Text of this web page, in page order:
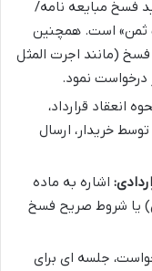
فسخ مبایعه نامه/
ثمن» است. همچنین
(مانند اجرت المثل
درخواست نمود.
انعقاد قرارداد،
خریدار، ارسال
اشاره به ماده
یا شروط صریح فسخ
جلسه ای برای